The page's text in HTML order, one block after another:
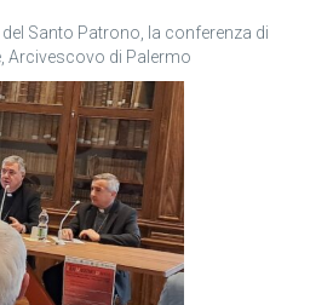
del Santo Patrono, la conferenza di
Arcivescovo di Palermo